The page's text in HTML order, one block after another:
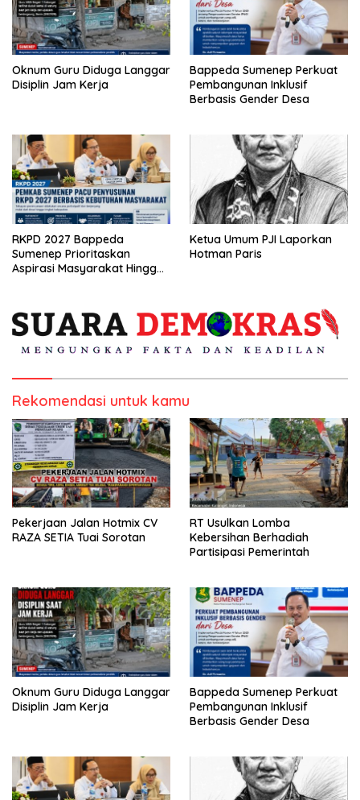
Oknum Guru Diduga Langgar
Disiplin Jam Kerja
Bappeda Sumenep Perkuat
Pembangunan Inklusif
Berbasis Gender Desa
RKPD 2027 Bappeda
Sumenep Prioritaskan
Aspirasi Masyarakat Hingga
Ketua Umum PJI Laporkan
Hotman Paris
Rekomendasi untuk kamu
Pekerjaan Jalan Hotmix CV
RAZA SETIA Tuai Sorotan
RT Usulkan Lomba
Kebersihan Berhadiah
Partisipasi Pemerintah
Oknum Guru Diduga Langgar
Disiplin Jam Kerja
Bappeda Sumenep Perkuat
Pembangunan Inklusif
Berbasis Gender Desa